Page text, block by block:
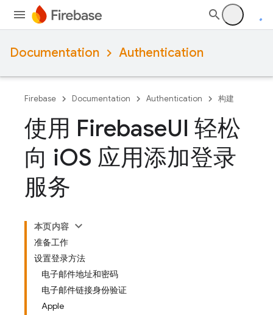
Documentation Authentication
Firebase Documentation Authentication 构建
使用 FirebaseUI 轻松
向 iOS 应用添加登录
服务
本页内容
准备工作
设置登录方法
电子邮件地址和密码
电子邮件链接身份验证
Apple